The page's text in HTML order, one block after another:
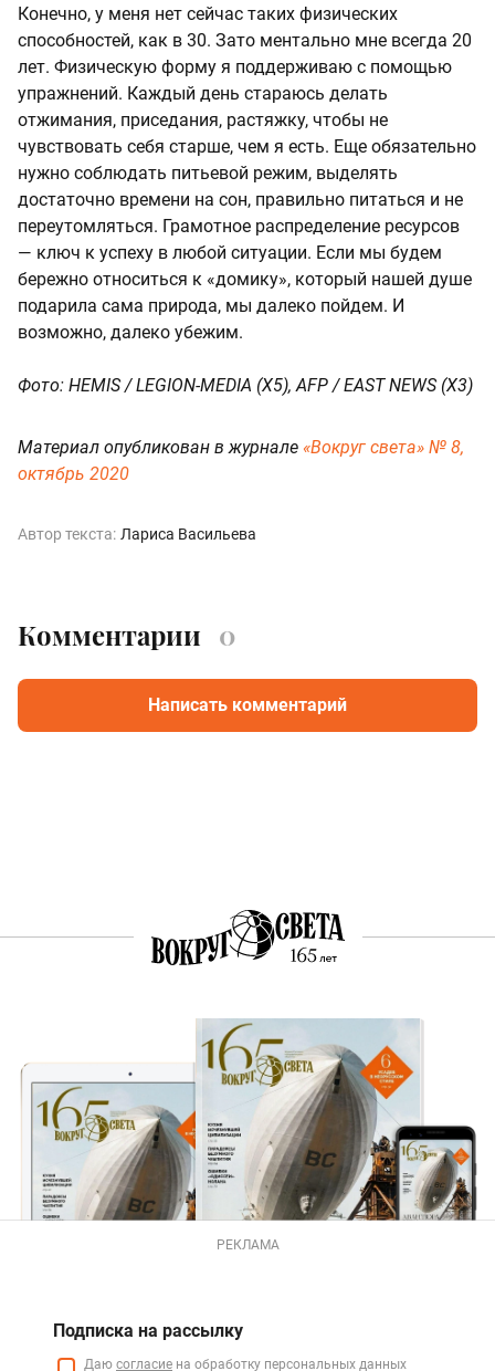
Конечно, у меня нет сейчас таких физических
способностей, как в 30. Зато ментально мне всегда 20
лет. Физическую форму я поддерживаю с помощью
упражнений. Каждый день стараюсь делать
отжимания, приседания, растяжку, чтобы не
чувствовать себя старше, чем я есть. Еще обязательно
нужно соблюдать питьевой режим, выделять
достаточно времени на сон, правильно питаться и не
переутомляться. Грамотное распределение ресурсов
— ключ к успеху в любой ситуации. Если мы будем
бережно относиться к «домику», который нашей душе
подарила сама природа, мы далеко пойдем. И
возможно, далеко убежим.
Фото: HEMIS / LEGION-MEDIA (X5), AFP / EAST NEWS (X3)
Материал опубликован в журнале «Вокруг света» № 8,
октябрь 2020
Автор текста: Лариса Васильева
Комментарии 0
Написать комментарий
РЕКЛАМА
Подписка на рассылку
Даю согласие на обработку персональных данных